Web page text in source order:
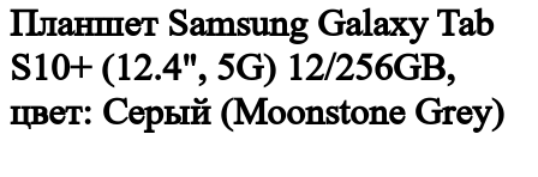
Планшет Samsung Galaxy Tab
S10+ (12.4", 5G) 12/256GB,
цвет: Серый (Moonstone Grey)